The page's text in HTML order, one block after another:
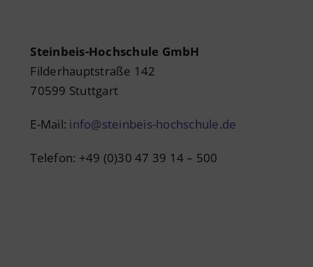
Steinbeis-Hochschule GmbH
Filderhauptstraße 142
70599 Stuttgart
E-Mail: info@steinbeis-hochschule.de
Telefon: +49 (0)30 47 39 14 – 500